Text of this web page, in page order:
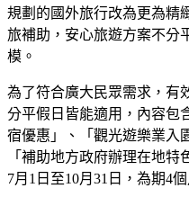
規劃的國外旅行改為更為精
旅補助，安心旅遊方案不分
模。
為了符合廣大民眾需求，有
分平假日皆能適用，內容包
宿優惠」、「觀光遊樂業入
「補助地方政府辦理在地
7月1日至10月31日，為期4